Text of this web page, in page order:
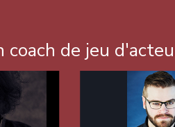
coach de jeu